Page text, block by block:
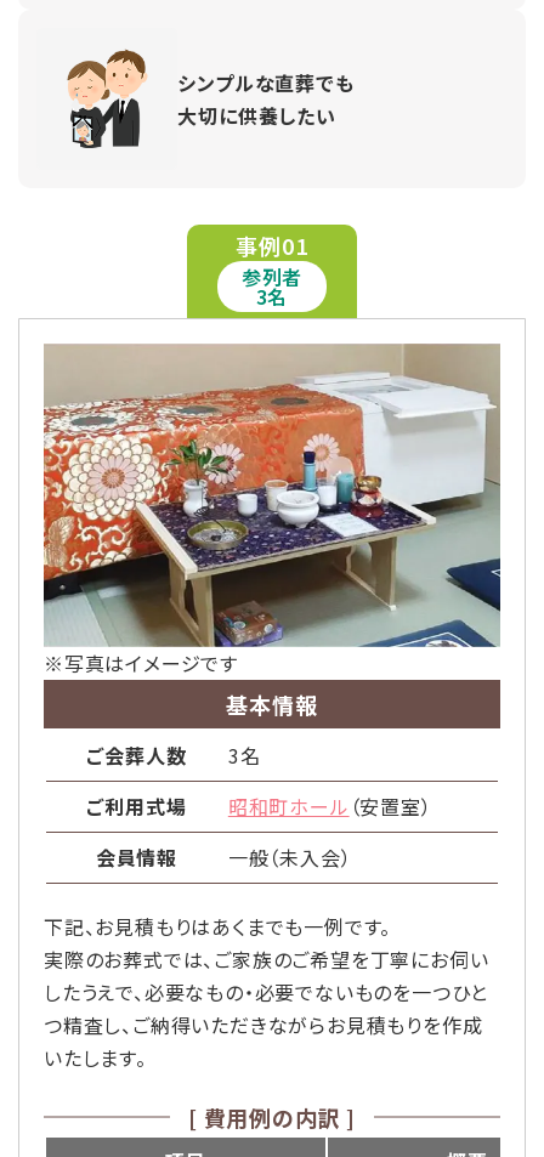
シンプルな直葬でも
大切に供養したい
事例01
参列者
3名
※写真はイメージです
基本情報
ご会葬人数
3名
ご利用式場
昭和町ホール （安置室）
会員情報
一般（未入会）
下記、お見積もりはあくまでも一例です。
実際のお葬式では、ご家族のご希望を丁寧にお伺い
したうえで、必要なもの・必要でないものを一つひと
つ精査し、 ご納得いただきながらお見積もりを作成
いたします。
[ 費用例の内訳 ]